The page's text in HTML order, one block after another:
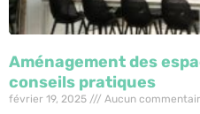
Aménagement des
conseils pratiques
février 19, 2025 Aucun